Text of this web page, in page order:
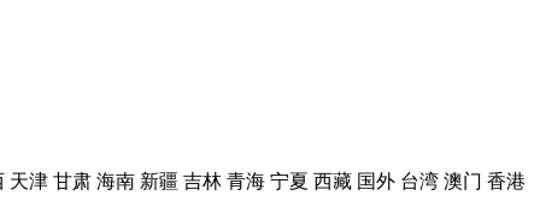
天津 甘肃 海南 新疆 吉林 青海 宁夏 西藏 国外 台湾 澳门 香港